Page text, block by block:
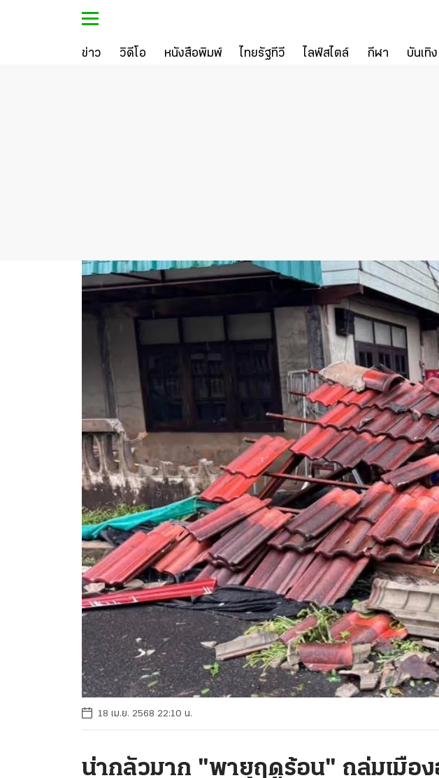
ข่าว วิดีโอ หนังสือพิมพ์ ไทยรัฐทีวี ไลฟ์สไตล์ กีฬา บันเทิง
18 เม.ย. 2568 22:10 น.
น่ากลัวมาก "พายุฤดูร้อน" ถล่มเมือ